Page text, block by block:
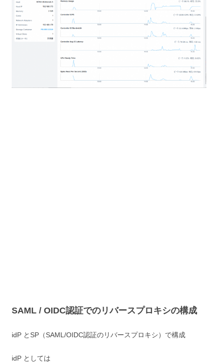
SAML / OIDC認証でのリバースプロキシの構成
idP とSP（SAML/OIDC認証のリバースプロキシ）で構成
idP としては